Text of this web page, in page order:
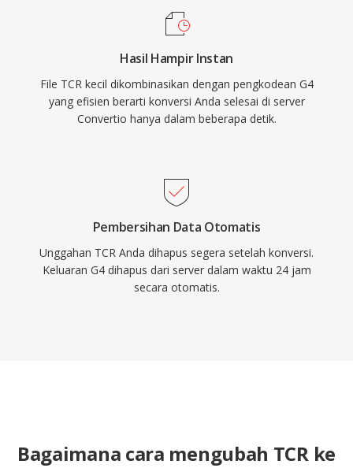
Hasil Hampir Instan
File TCR kecil dikombinasikan dengan pengkodean G4
yang efisien berarti konversi Anda selesai di server
Convertio hanya dalam beberapa detik.
Pembersihan Data Otomatis
Unggahan TCR Anda dihapus segera setelah konversi.
Keluaran G4 dihapus dari server dalam waktu 24 jam
secara otomatis.
Bagaimana cara mengubah TCR ke